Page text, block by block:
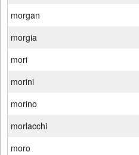
morgan
morgia
mori
morini
morino
morlacchi
moro